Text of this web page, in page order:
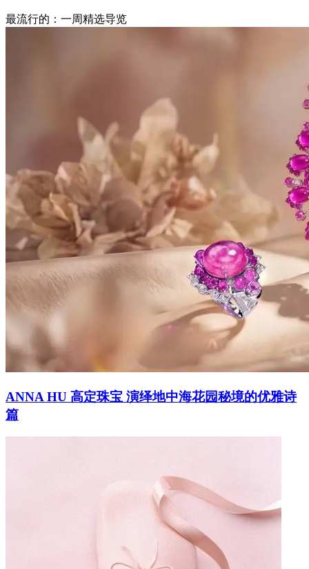
最流行的：一周精选导览
ANNA HU 高定珠宝 演绎地中海花园秘境的优雅诗
篇